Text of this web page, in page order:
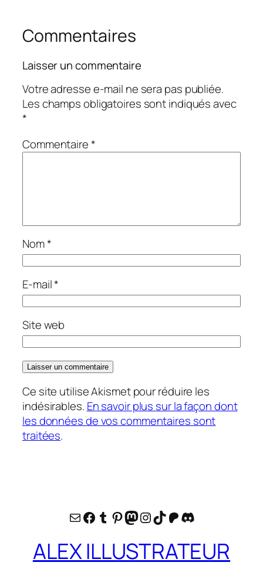
Commentaires
Laisser un commentaire
Votre adresse e-mail ne sera pas publiée.
Les champs obligatoires sont indiqués avec
*
Commentaire*
Nom*
E-mail*
Site web
Ce site utilise Akismet pour réduire les
indésirables. En savoir plus sur la façon dont
les données de vos commentaires sont
traitées.
E-mailFacebook
Tumblr
Pinterest
Mastodon
Instagram
TikTok
Patreon
Discord
ALEX ILLUSTRATEUR